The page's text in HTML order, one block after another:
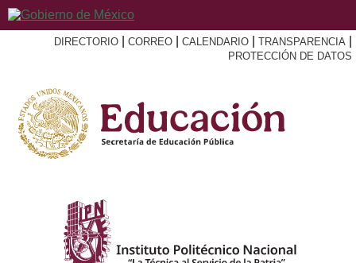
DIRECTORIO CORREO CALENDARIO TRANSPARENCIA
PROTECCIÓN DE DATOS